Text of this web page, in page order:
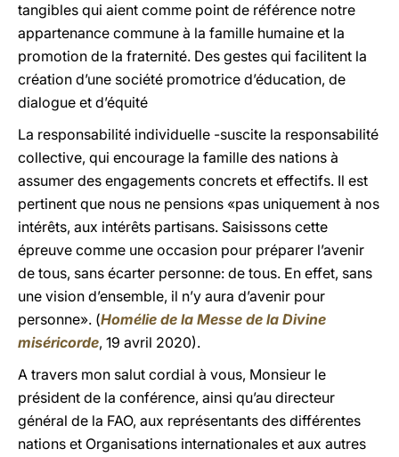
tangibles qui aient comme point de référence notre
appartenance commune à la famille humaine et la
promotion de la fraternité. Des gestes qui facilitent la
création d’une société promotrice d’éducation, de
dialogue et d’équité
La responsabilité individuelle -suscite la responsabilité
collective, qui encourage la famille des nations à
assumer des engagements concrets et effectifs. Il est
pertinent que nous ne pensions «pas uniquement à nos
intérêts, aux intérêts partisans. Saisissons cette
épreuve comme une occasion pour préparer l’avenir
de tous, sans écarter personne: de tous. En effet, sans
une vision d’ensemble, il n’y aura d’avenir pour
personne». (Homélie de la Messe de la Divine
miséricorde, 19 avril 2020).
A travers mon salut cordial à vous, Monsieur le
président de la conférence, ainsi qu’au directeur
général de la FAO, aux représentants des différentes
nations et Organisations internationales et aux autres